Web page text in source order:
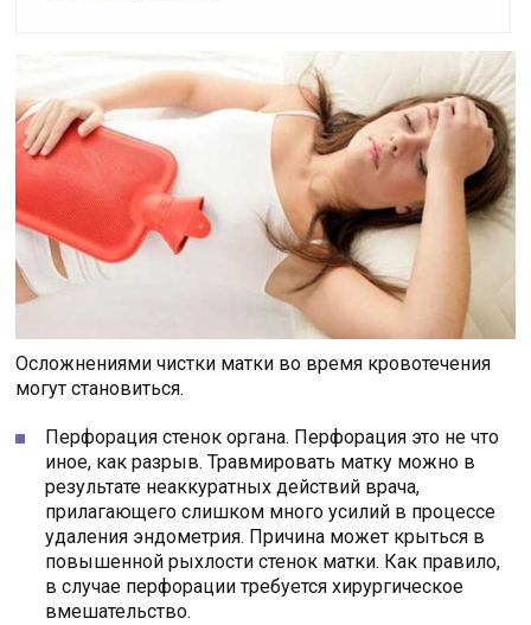
Осложнениями чистки матки во время кровотечения
могут становиться.
Перфорация стенок органа. Перфорация это не что
иное, как разрыв. Травмировать матку можно в
результате неаккуратных действий врача,
прилагающего слишком много усилий в процессе
удаления эндометрия. Причина может крыться в
повышенной рыхлости стенок матки. Как правило,
в случае перфорации требуется хирургическое
вмешательство.